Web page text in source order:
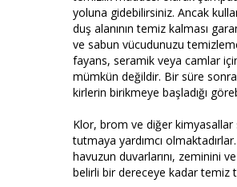
yoluna gidebilirsiniz. Ancak
duş alanının temiz kalması
ve sabun vücudunuzu
fayans, seramik veya camlar
mümkün değildir. Bir süre sonra
kirlerin birikmeye başladığı
Klor, brom ve diğer
tutmaya yardımcı
havuzun duvarlarını, zeminini
belirli bir dereceye kadar temiz